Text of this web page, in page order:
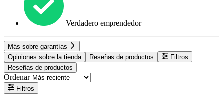
Verdadero emprendedor
Más sobre garantías
Opiniones sobre la tienda
Reseñas de productos
Filtros
Reseñas de productos
Ordenar
Filtros